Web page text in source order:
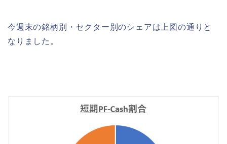
今週末の銘柄別・セクター別のシェアは上図の通りと
なりました。